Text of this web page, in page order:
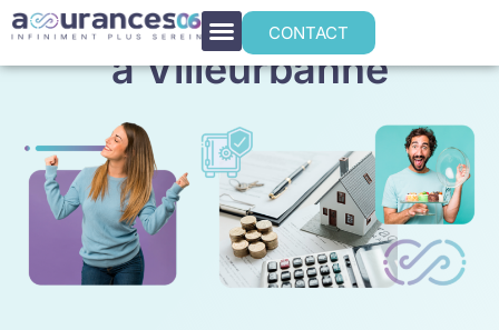
CONTACT
Assurance emprunteur
à Villeurbanne